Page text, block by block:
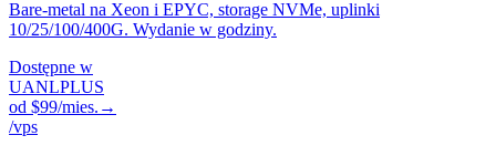
Bare-metal na Xeon i EPYC, storage NVMe, uplinki
10/25/100/400G. Wydanie w godziny.
Dostępne w
UANLPLUS
od $99/mies. →
/vps